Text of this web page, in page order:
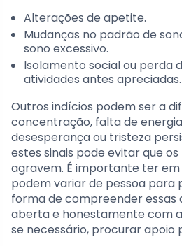
Alterações de apetite.
Mudanças no padrão de
sono excessivo.
Isolamento social ou perda
atividades antes apreciadas.
Outros indícios podem ser a
concentração, falta de
desesperança ou tristeza
estes sinais pode evitar que
agravem. É importante ter
podem variar de pessoa para
forma de compreender essas
aberta e honestamente com
se necessário, procurar apoio